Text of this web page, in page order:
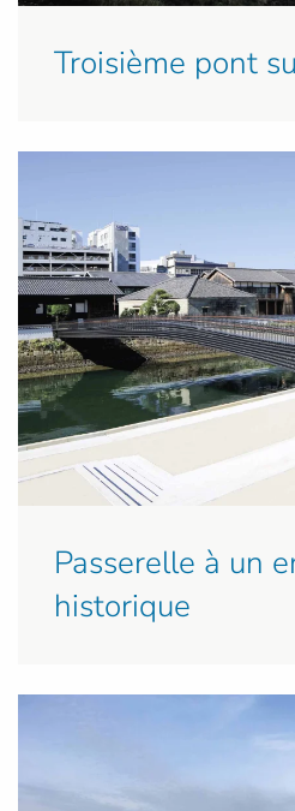
Troisième pont
Passerelle à un
historique